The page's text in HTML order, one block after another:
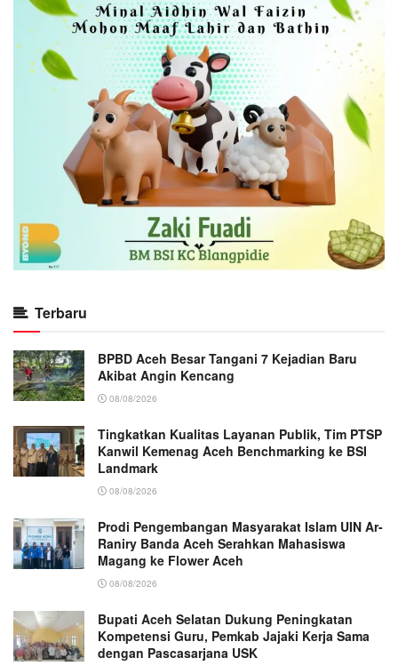
Terbaru
BPBD Aceh Besar Tangani 7 Kejadian Baru
Akibat Angin Kencang
08/08/2026
Tingkatkan Kualitas Layanan Publik, Tim PTSP
Kanwil Kemenag Aceh Benchmarking ke BSI
Landmark
08/08/2026
Prodi Pengembangan Masyarakat Islam UIN Ar-
Raniry Banda Aceh Serahkan Mahasiswa
Magang ke Flower Aceh
08/08/2026
Bupati Aceh Selatan Dukung Peningkatan
Kompetensi Guru, Pemkab Jajaki Kerja Sama
dengan Pascasarjana USK